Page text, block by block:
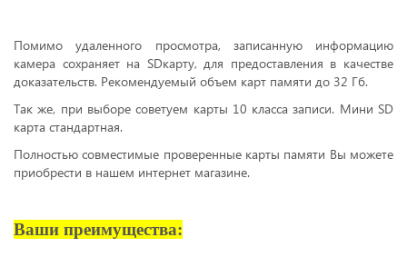
Помимо удаленного просмотра, записанную информацию
камера сохраняет на SDкарту, для предоставления в качестве
доказательств. Рекомендуемый объем карт памяти до 32 Гб.
Так же, при выборе советуем карты 10 класса записи. Мини SD
карта стандартная.
Полностью совместимые проверенные карты памяти Вы можете
приобрести в нашем интернет магазине.
Ваши преимущества: